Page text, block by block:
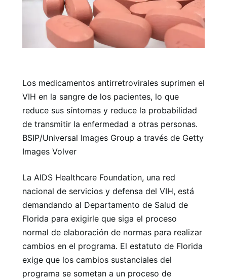
Los medicamentos antirretrovirales suprimen el
VIH en la sangre de los pacientes, lo que
reduce sus síntomas y reduce la probabilidad
de transmitir la enfermedad a otras personas.
BSIP/Universal Images Group a través de Getty
Images Volver
La AIDS Healthcare Foundation, una red
nacional de servicios y defensa del VIH, está
demandando al Departamento de Salud de
Florida para exigirle que siga el proceso
normal de elaboración de normas para realizar
cambios en el programa. El estatuto de Florida
exige que los cambios sustanciales del
programa se sometan a un proceso de